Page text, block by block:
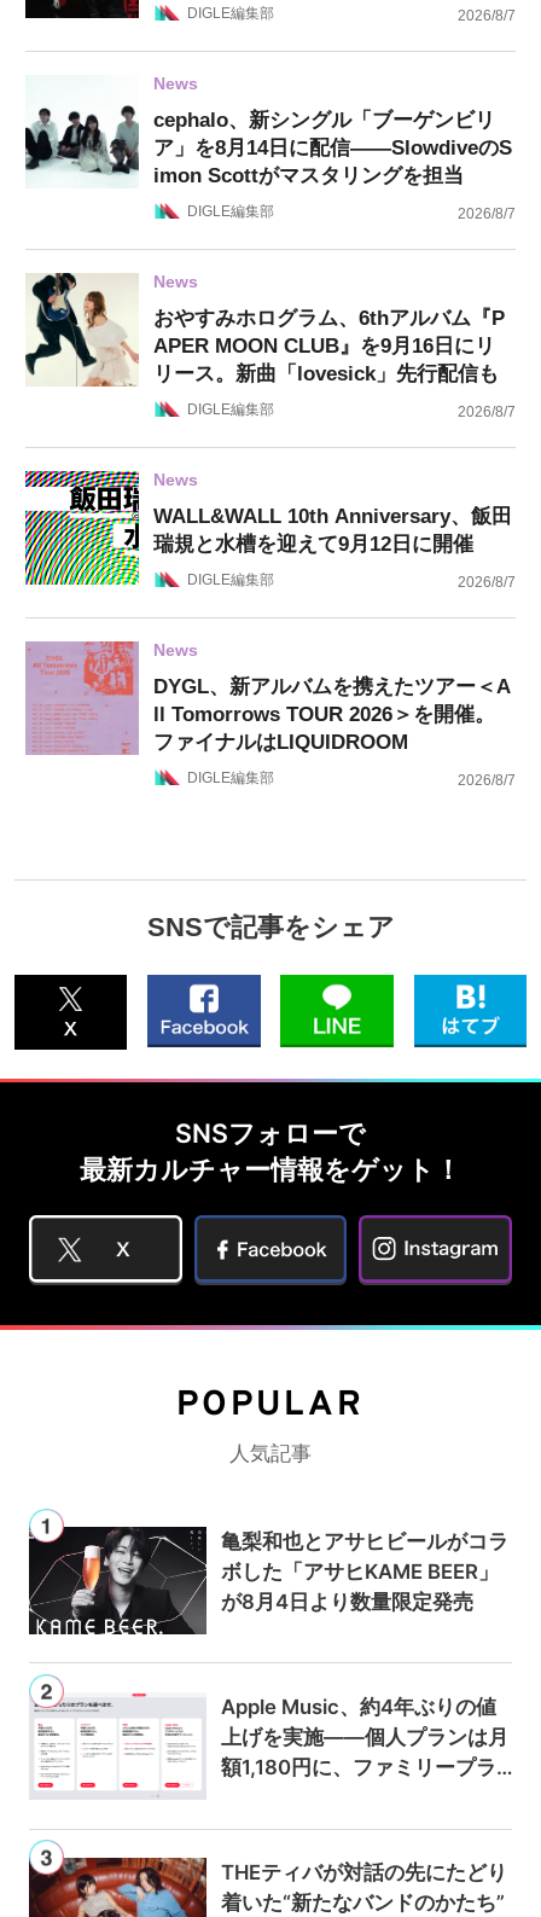
DIGLE編集部 2026/8/7
News
cephalo、新シングル「ブーゲンビリ
ア」を8月14日に配信——SlowdiveのS
imon Scottがマスタリングを担当
DIGLE編集部 2026/8/7
News
おやすみホログラム、6thアルバム『P
APER MOON CLUB』を9月16日にリ
リース。新曲「lovesick」先行配信も
DIGLE編集部 2026/8/7
News
WALL&WALL 10th Anniversary、飯田
瑞規と水槽を迎えて9月12日に開催
DIGLE編集部 2026/8/7
News
DYGL、新アルバムを携えたツアー＜A
ll Tomorrows TOUR 2026＞を開催。
ファイナルはLIQUIDROOM
DIGLE編集部 2026/8/7
SNSで記事をシェア
SNSフォローで
最新カルチャー情報をゲット！
POPULAR
人気記事
亀梨和也とアサヒビールがコラ
ボした「アサヒKAME BEER」
が8月4日より数量限定発売
Apple Music、約4年ぶりの値
上げを実施——個人プランは月
額1,180円に、ファミリープラ
THEティバが対話の先にたどり
着いた“新たなバンドのかたち”